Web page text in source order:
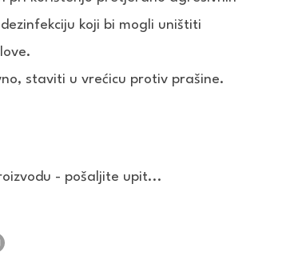
koji bi mogli uništiti
staviti u vrećicu protiv prašine.
- pošaljite upit...